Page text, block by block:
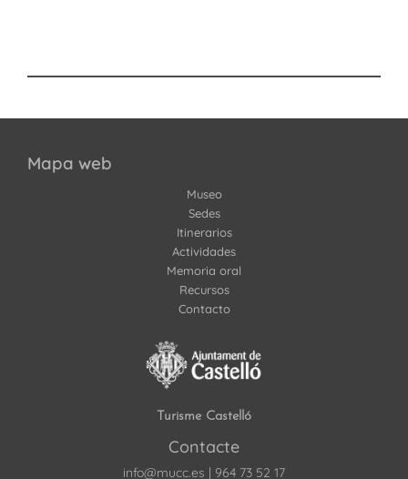
Mapa web
Museo
Sedes
Itinerarios
Actividades
Memoria oral
Recursos
Contacto
Turisme Castelló
Contacte
info@mucc.es | 964 73 52 17